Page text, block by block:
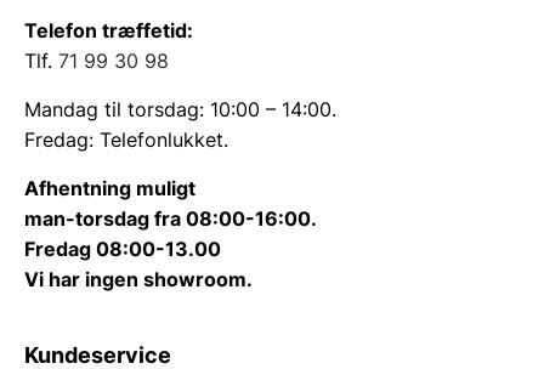
Telefon træffetid:
Tlf. 71 99 30 98
Mandag til torsdag: 10:00 – 14:00.
Fredag: Telefonlukket.
Afhentning muligt
man-torsdag fra 08:00-16:00.
Fredag 08:00-13.00
Vi har ingen showroom.
Kundeservice